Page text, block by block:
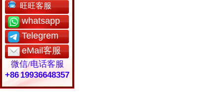
旺旺客服
whatsapp
Telegrem
eMail客服
微信/电话客服
+86 19936648357